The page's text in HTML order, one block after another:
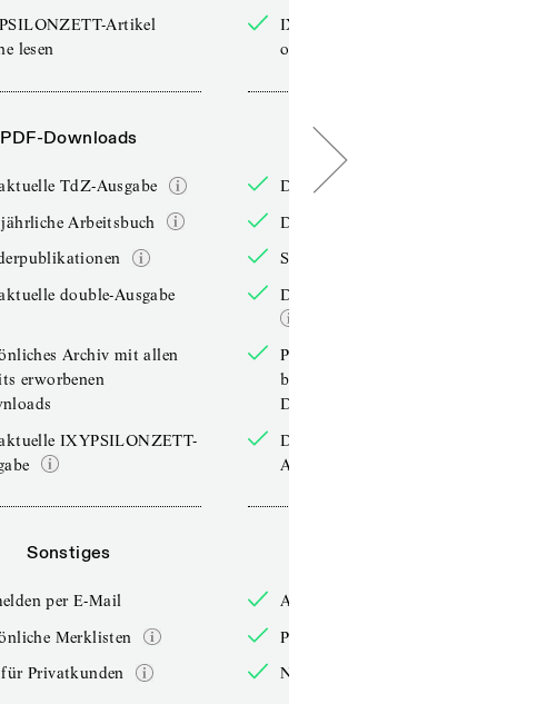
Artikel
lesen
PDF-Downloads
TdZ-Ausgabe
Arbeitsbuch
double-Ausgabe
Archiv mit allen
erworbenen
IXYPSILONZETT-
Sonstiges
per E-Mail
Merklisten
Privatkunden
IXYPSILONZETT-Artikel
online lesen
PDF-Downloads
Die aktuelle TdZ-Ausgabe
Das jährliche Arbeitsbuch
Sonderpublikationen
Die aktuelle double-Ausgabe
Persönliches Archiv mit allen
bereits erworbenen
Downloads
Die aktuelle IXYPSILONZETT-
Ausgabe
Anmelden per E-Mail
Persönliche Merklisten
Nur für Privatkunden